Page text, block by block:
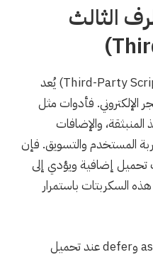
الثالث
تقليل سكربتات الطرف الثالث (Third-Party Scripts) يُعد
فأدوات مثل
المنبثقة، والإضافات
المستخدم والتسويق. فإن
تحميل إضافية ويؤدي إلى
السكربتات باستمرار
ويمكنك أيضًا استخدام تقنيتي async وdefer عند تحميل